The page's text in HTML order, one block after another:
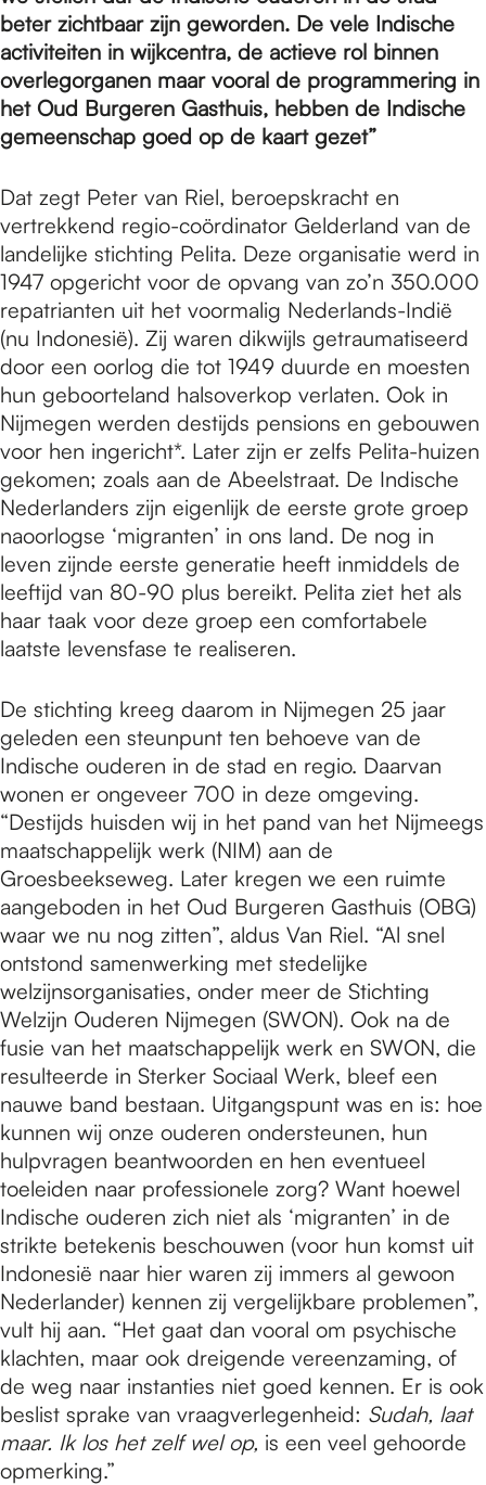
e
p
a
g
e
beter zichtbaar zijn geworden. De vele Indische
activiteiten in wijkcentra, de actieve rol binnen
overlegorganen maar vooral de programmering in
het Oud Burgeren Gasthuis, hebben de Indische
gemeenschap goed op de kaart gezet”
Dat zegt Peter van Riel, beroepskracht en
vertrekkend regio-coördinator Gelderland van de
landelijke stichting Pelita. Deze organisatie werd in
1947 opgericht voor de opvang van zo’n 350.000
repatrianten uit het voormalig Nederlands-Indië
(nu Indonesië). Zij waren dikwijls getraumatiseerd
door een oorlog die tot 1949 duurde en moesten
hun geboorteland halsoverkop verlaten. Ook in
Nijmegen werden destijds pensions en gebouwen
voor hen ingericht*. Later zijn er zelfs Pelita-huizen
gekomen; zoals aan de Abeelstraat. De Indische
Nederlanders zijn eigenlijk de eerste grote groep
naoorlogse ‘migranten’ in ons land. De nog in
leven zijnde eerste generatie heeft inmiddels de
leeftijd van 80-90 plus bereikt. Pelita ziet het als
haar taak voor deze groep een comfortabele
laatste levensfase te realiseren.
De stichting kreeg daarom in Nijmegen 25 jaar
geleden een steunpunt ten behoeve van de
Indische ouderen in de stad en regio. Daarvan
wonen er ongeveer 700 in deze omgeving.
“Destijds huisden wij in het pand van het Nijmeegs
maatschappelijk werk (NIM) aan de
Groesbeekseweg. Later kregen we een ruimte
aangeboden in het Oud Burgeren Gasthuis (OBG)
waar we nu nog zitten”, aldus Van Riel. “Al snel
ontstond samenwerking met stedelijke
welzijnsorganisaties, onder meer de Stichting
Welzijn Ouderen Nijmegen (SWON). Ook na de
fusie van het maatschappelijk werk en SWON, die
resulteerde in Sterker Sociaal Werk, bleef een
nauwe band bestaan. Uitgangspunt was en is: hoe
kunnen wij onze ouderen ondersteunen, hun
hulpvragen beantwoorden en hen eventueel
toeleiden naar professionele zorg? Want hoewel
Indische ouderen zich niet als ‘migranten’ in de
strikte betekenis beschouwen (voor hun komst uit
Indonesië naar hier waren zij immers al gewoon
Nederlander) kennen zij vergelijkbare problemen”,
vult hij aan. “Het gaat dan vooral om psychische
klachten, maar ook dreigende vereenzaming, of
de weg naar instanties niet goed kennen. Er is ook
beslist sprake van vraagverlegenheid: Sudah, laat
maar. Ik los het zelf wel op, is een veel gehoorde
opmerking.”